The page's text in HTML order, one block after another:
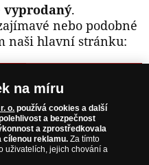
vyprodaný.
nebo podobné
naši hlavní stránku:
PRODUKTY NA
produkt opět skladem.
na míru
o. používá cookies a další
a bezpečnost
a zprostředkovala
cílenou reklamu. Za tímto
uživatelích, jejich chování a